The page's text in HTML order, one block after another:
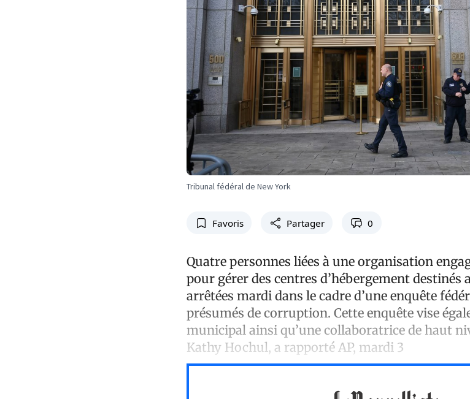
Tribunal fédéral de New York
Favoris Partager 0
Quatre personnes liées à une organisation
pour gérer des centres d’hébergement
arrêtées mardi dans le cadre d’une enquête
présumés de corruption. Cette enquête vise
municipal ainsi qu’une collaboratrice de haut
Kathy Hochul, a rapporté AP, mardi 3